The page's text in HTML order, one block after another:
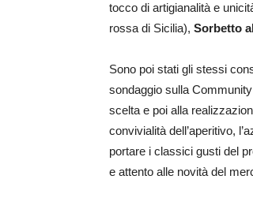
tocco di artigianalità e
rossa di Sicilia), Sorbetto
Sono poi stati gli stessi
sondaggio sulla
scelta e poi alla
convivialità dell’aperitivo,
portare i classici gusti del
e attento alle novità del